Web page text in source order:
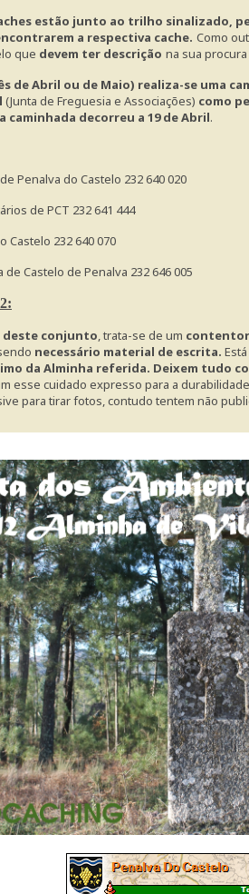
estão junto ao trilho sinalizado,
a respectiva cache. Como
que devem ter descrição na sua
de Abril ou de Maio) realiza-se uma
(Junta de Freguesia e Associações) como
a caminhada decorreu a 19 de Abril.
Penalva do Castelo 232 640 020
de PCT 232 641 444
Castelo 232 640 070
de Castelo de Penalva 232 646 005
deste conjunto, trata-se de um
necessário material de escrita. Está
da Alminha referida. Deixem tudo
esse cuidado expresso para a
para tirar fotos, contudo tentem não